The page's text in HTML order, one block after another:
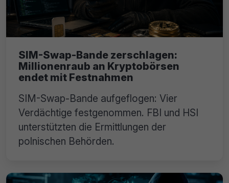
SIM-Swap-Bande zerschlagen:
Millionenraub an Kryptobörsen
endet mit Festnahmen
SIM-Swap-Bande aufgeflogen: Vier
Verdächtige festgenommen. FBI und HSI
unterstützten die Ermittlungen der
polnischen Behörden.